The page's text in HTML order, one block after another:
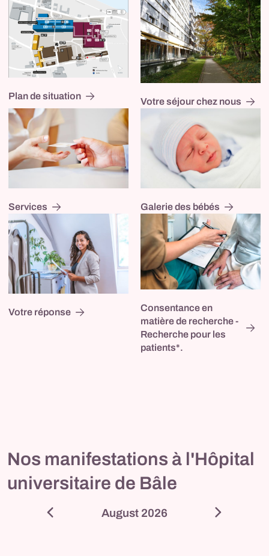
Plan de situation
Votre séjour chez nous
Services Galerie des bébés
Votre réponse
Consentance en
matière de recherche -
Recherche pour les
patients*.
Nos manifestations à l'Hôpital
universitaire de Bâle
August 2026